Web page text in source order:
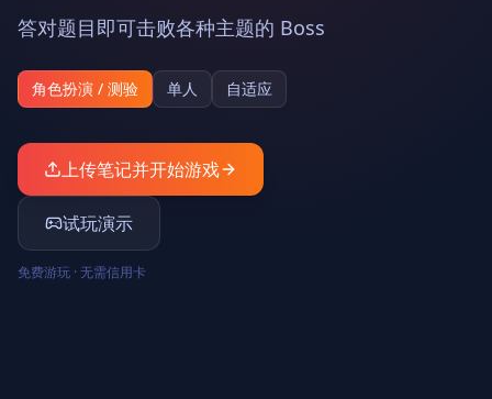
答对题目即可击败各种主题的 Boss
角色扮演 / 测验 单人 自适应
上传笔记并开始游戏
试玩演示
免费游玩 · 无需信用卡